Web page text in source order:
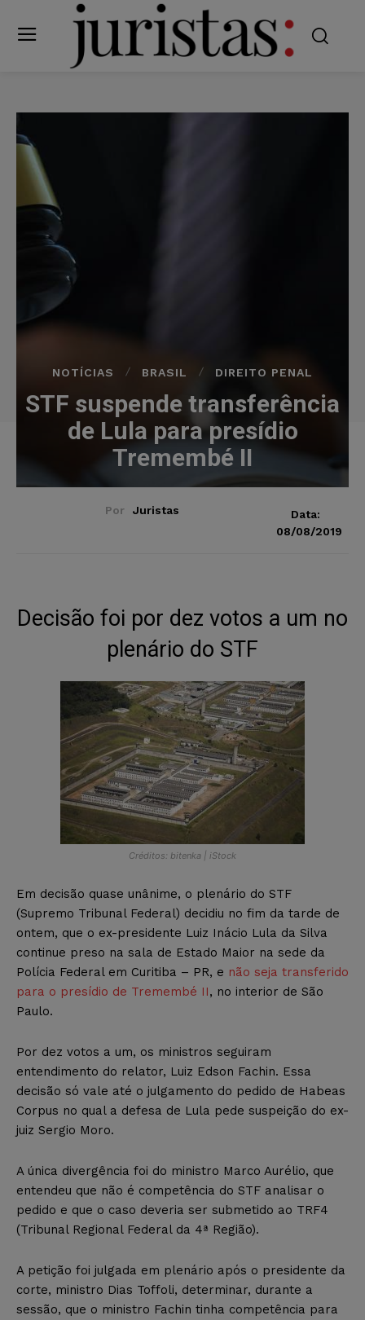
NOTÍCIAS BRASIL DIREITO PENAL
STF suspende transferência
de Lula para presídio
Tremembé II
Por Juristas
Data:
08/08/2019
Decisão foi por dez votos a um no
plenário do STF
Créditos: bitenka | iStock
Em decisão quase unânime, o plenário do STF
(Supremo Tribunal Federal) decidiu no fim da tarde de
ontem, que o ex-presidente Luiz Inácio Lula da Silva
continue preso na sala de Estado Maior na sede da
Polícia Federal em Curitiba – PR, e não seja transferido
para o presídio de Tremembé II, no interior de São
Paulo.
Por dez votos a um, os ministros seguiram
entendimento do relator, Luiz Edson Fachin. Essa
decisão só vale até o julgamento do pedido de Habeas
Corpus no qual a defesa de Lula pede suspeição do ex-
juiz Sergio Moro.
A única divergência foi do ministro Marco Aurélio, que
entendeu que não é competência do STF analisar o
pedido e que o caso deveria ser submetido ao TRF4
(Tribunal Regional Federal da 4ª Região).
A petição foi julgada em plenário após o presidente da
corte, ministro Dias Toffoli, determinar, durante a
sessão, que o ministro Fachin tinha competência para